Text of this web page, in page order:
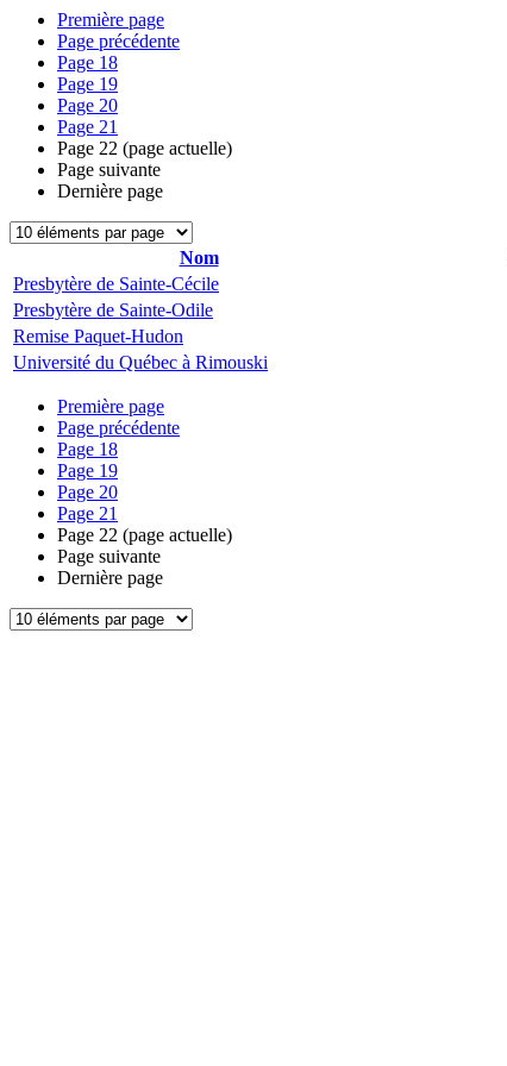
Première page
Page précédente
Page 18
Page 19
Page 20
Page 21
Page 22 (page actuelle)
Page suivante
Dernière page
Nom
Presbytère de Sainte-Cécile
Presbytère de Sainte-Odile
Remise Paquet-Hudon
Université du Québec à Rimouski
Première page
Page précédente
Page 18
Page 19
Page 20
Page 21
Page 22 (page actuelle)
Page suivante
Dernière page